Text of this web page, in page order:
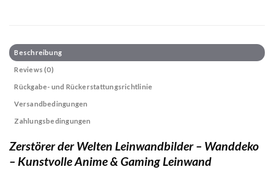
Beschreibung
Reviews (0)
Rückgabe- und Rückerstattungsrichtlinie
Versandbedingungen
Zahlungsbedingungen
Zerstörer der Welten Leinwandbilder – Wanddeko
– Kunstvolle Anime & Gaming Leinwand